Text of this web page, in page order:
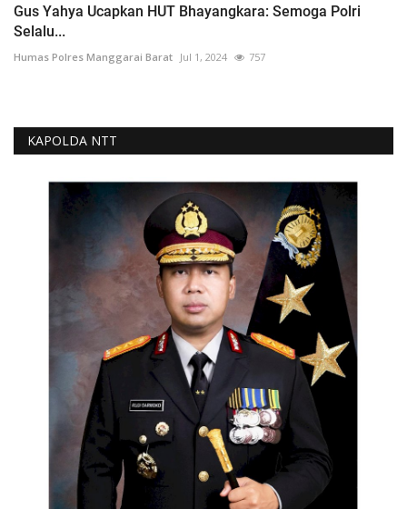
Gus Yahya Ucapkan HUT Bhayangkara: Semoga Polri
Selalu...
Humas Polres Manggarai Barat Jul 1, 2024 757
KAPOLDA NTT